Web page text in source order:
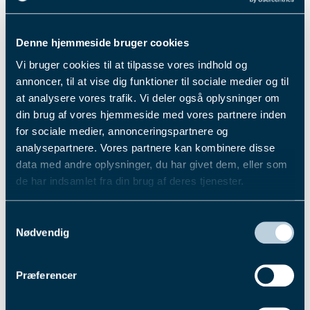
Denne hjemmeside bruger cookies
Vi bruger cookies til at tilpasse vores indhold og
annoncer, til at vise dig funktioner til sociale medier og til
at analysere vores trafik. Vi deler også oplysninger om
din brug af vores hjemmeside med vores partnere inden
for sociale medier, annonceringspartnere og
analysepartnere. Vores partnere kan kombinere disse
data med andre oplysninger, du har givet dem, eller som
de har indsamlet fra din brug af deres tjenester.
personoplysninger i vores privatlivspolitik, som du
Nødvendig
Præferencer
Kollegial sparring af stor værdi
Tidsfaktoren spillede weekenden over en rolle for
Det vil Lundens daglige leder
- Jeg er jo den nyeste i gruppen, så det var for mig
en meget vellykket tur, hvor vi fik mulighed for at